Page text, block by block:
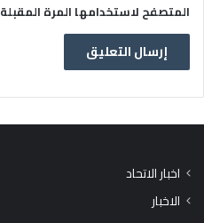
المتصفح لاستخدامها المرة
اخبار الاتحاد
الاخبار